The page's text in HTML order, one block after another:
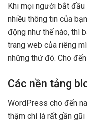
Khi mọi người bắt
nhiều thông tin của
động như thế nào, thì
trang web của riêng
những thứ đó. Cho
Các nền tảng
WordPress cho đến
thậm chí là rất gần gũi